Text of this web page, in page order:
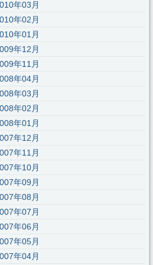
年03月
年02月
年01月
年12月
年11月
年04月
年03月
年02月
年01月
年12月
年11月
年10月
年09月
年08月
年07月
年06月
年05月
年04月